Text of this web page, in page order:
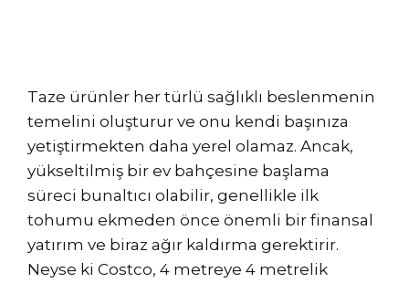
Taze ürünler her türlü sağlıklı beslenmenin
temelini oluşturur ve onu kendi başınıza
yetiştirmekten daha yerel olamaz. Ancak,
yükseltilmiş bir ev bahçesine başlama
süreci bunaltıcı olabilir, genellikle ilk
tohumu ekmeden önce önemli bir finansal
yatırım ve biraz ağır kaldırma gerektirir.
Neyse ki Costco, 4 metreye 4 metrelik